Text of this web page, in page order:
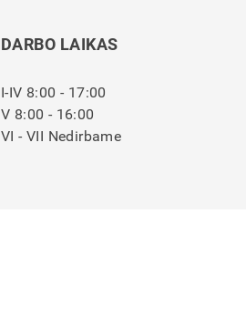
DARBO LAIKAS
I-IV 8:00 - 17:00
V 8:00 - 16:00
VI - VII Nedirbame